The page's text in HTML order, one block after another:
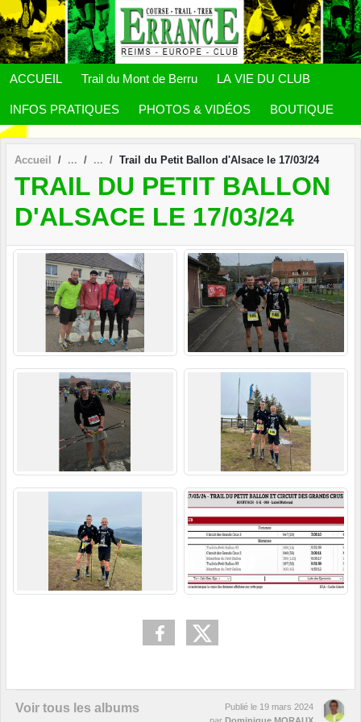
ACCUEIL Trail du Mont de Berru LA VIE DU CLUB
INFOS PRATIQUES PHOTOS & VIDÉOS BOUTIQUE
Accueil Trail du Petit Ballon d'Alsace le 17/03/24
TRAIL DU PETIT BALLON
D'ALSACE LE 17/03/24
Voir tous les albums
Publié le 19 mars 2024
Panneau de gestion des cookies